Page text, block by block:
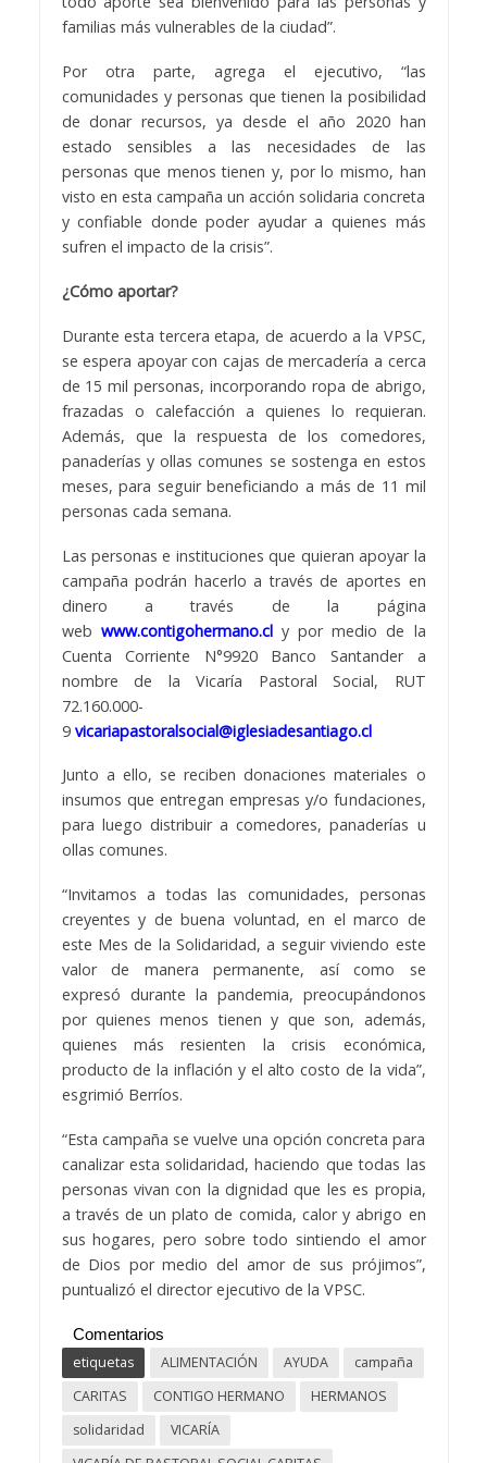
familias más vulnerables de la ciudad”.
Por otra parte, agrega el ejecutivo, “las
comunidades y personas que tienen la posibilidad
de donar recursos, ya desde el año 2020 han
estado sensibles a las necesidades de las
personas que menos tienen y, por lo mismo, han
visto en esta campaña un acción solidaria concreta
y confiable donde poder ayudar a quienes más
sufren el impacto de la crisis”.
¿Cómo aportar?
Durante esta tercera etapa, de acuerdo a la VPSC,
se espera apoyar con cajas de mercadería a cerca
de 15 mil personas, incorporando ropa de abrigo,
frazadas o calefacción a quienes lo requieran.
Además, que la respuesta de los comedores,
panaderías y ollas comunes se sostenga en estos
meses, para seguir beneficiando a más de 11 mil
personas cada semana.
Las personas e instituciones que quieran apoyar la
campaña podrán hacerlo a través de aportes en
dinero a través de la página
web www.contigohermano.cly por medio de la
Cuenta Corriente N°9920 Banco Santander a
nombre de la Vicaría Pastoral Social, RUT
72.160.000-
9 vicariapastoralsocial@iglesiadesantiago.cl
Junto a ello, se reciben donaciones materiales o
insumos que entregan empresas y/o fundaciones,
para luego distribuir a comedores, panaderías u
ollas comunes.
“Invitamos a todas las comunidades, personas
creyentes y de buena voluntad, en el marco de
este Mes de la Solidaridad, a seguir viviendo este
valor de manera permanente, así como se
expresó durante la pandemia, preocupándonos
por quienes menos tienen y que son, además,
quienes más resienten la crisis económica,
producto de la inflación y el alto costo de la vida”,
esgrimió Berríos.
“Esta campaña se vuelve una opción concreta para
canalizar esta solidaridad, haciendo que todas las
personas vivan con la dignidad que les es propia,
a través de un plato de comida, calor y abrigo en
sus hogares, pero sobre todo sintiendo el amor
de Dios por medio del amor de sus prójimos”,
puntualizó el director ejecutivo de la VPSC.
Comentarios
etiquetas
ALIMENTACIÓN AYUDA
campaña
CARITAS
CONTIGO HERMANO
HERMANOS
solidaridad
VICARÍA